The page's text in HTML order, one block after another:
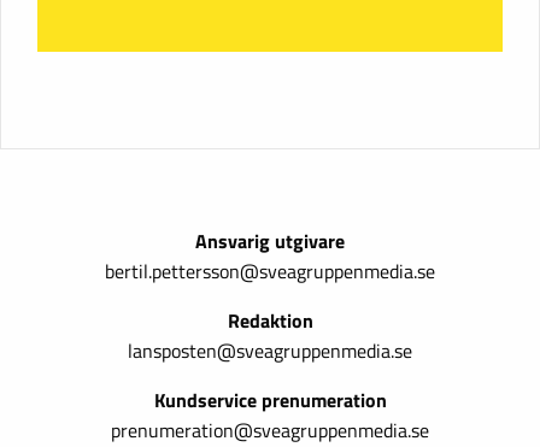
Ansvarig utgivare
bertil.pettersson@sveagruppenmedia.se
Redaktion
lansposten@sveagruppenmedia.se
Kundservice prenumeration
prenumeration@sveagruppenmedia.se